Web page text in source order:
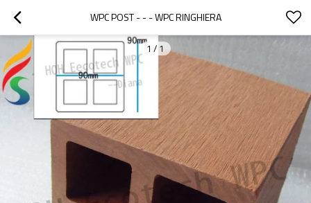
WPC POST - - - WPC RINGHIERA
1 / 1